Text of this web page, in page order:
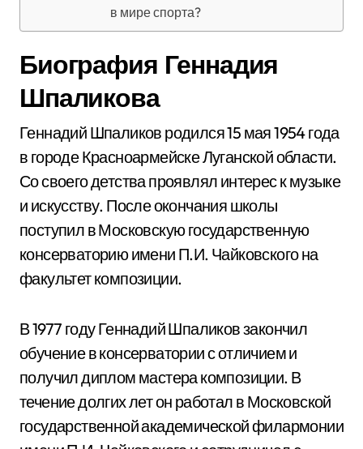
в мире спорта?
Биография Геннадия
Шпаликова
Геннадий Шпаликов родился 15 мая 1954 года
в городе Красноармейске Луганской области.
Со своего детства проявлял интерес к музыке
и искусству. После окончания школы
поступил в Московскую государственную
консерваторию имени П.И. Чайковского на
факультет композиции.
В 1977 году Геннадий Шпаликов закончил
обучение в консерватории с отличием и
получил диплом мастера композиции. В
течение долгих лет он работал в Московской
государственной академической филармонии